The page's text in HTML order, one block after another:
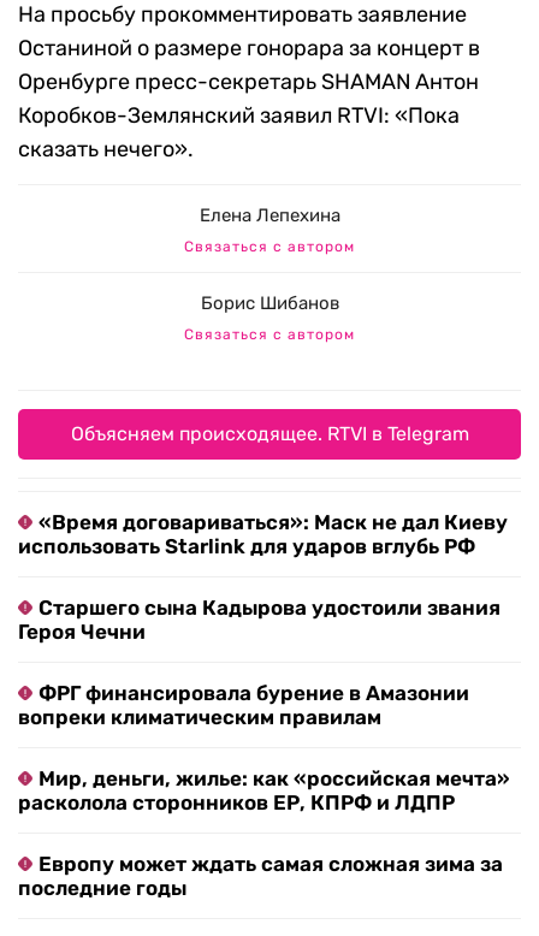
На просьбу прокомментировать заявление
Останиной о размере гонорара за концерт в
Оренбурге пресс-секретарь SHAMAN Антон
Коробков-Землянский заявил RTVI: «Пока
сказать нечего».
Елена Лепехина
Связаться с автором
Борис Шибанов
Связаться с автором
Объясняем происходящее. RTVI в Telegram
«Время договариваться»: Маск не дал Киеву
использовать Starlink для ударов вглубь РФ
Старшего сына Кадырова удостоили звания
Героя Чечни
ФРГ финансировала бурение в Амазонии
вопреки климатическим правилам
Мир, деньги, жилье: как «российская мечта»
расколола сторонников ЕР, КПРФ и ЛДПР
Европу может ждать самая сложная зима за
последние годы